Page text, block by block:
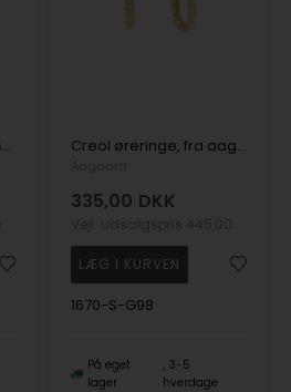
Halvcreoler i sølv, fra Aagaard Creol øreringe, fra aagaard
335,00 DKK
1670-S-G98
På eget
lager
3-5
hverdage